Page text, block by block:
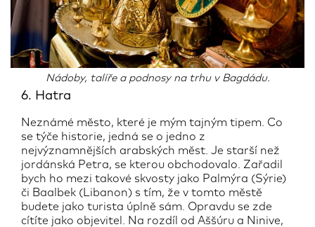
Nádoby, talíře a podnosy na trhu v Bagdádu.
6. Hatra
Neznámé město, které je mým tajným tipem. Co
se týče historie, jedná se o jedno z
nejvýznamnějších arabských měst. Je starší než
jordánská Petra, se kterou obchodovalo. Zařadil
bych ho mezi takové skvosty jako Palmýra (Sýrie)
či Baalbek (Libanon) s tím, že v tomto městě
budete jako turista úplně sám. Opravdu se zde
cítíte jako objevitel. Na rozdíl od Aššúru a Ninive,